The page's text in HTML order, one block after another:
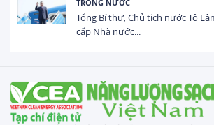
HOẠT ĐỘNG ĐẦU TƯ
Tổng vốn FDI đăng ký vào
USD trong 5 tháng...